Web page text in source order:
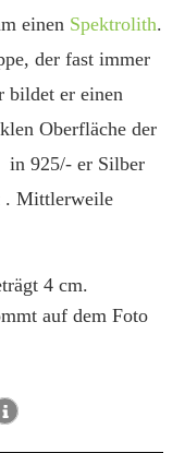
einen Spektrolith.
der fast immer
bildet er einen
Oberfläche der
in 925/- er Silber
. Mittlerweile
4 cm.
auf dem Foto